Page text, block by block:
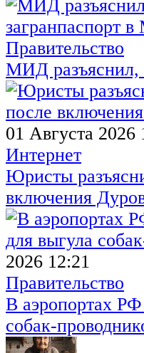
Правительство
МИД разъяснил,
01 Августа 2026
Интернет
Юристы
включения
2026 12:21
Правительство
В аэропортах РФ
собак-